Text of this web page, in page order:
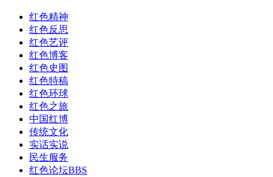
红色精神
红色反思
红色艺评
红色博客
红色史图
红色特稿
红色环球
红色之旅
中国红博
传统文化
实话实说
民生服务
红色论坛BBS